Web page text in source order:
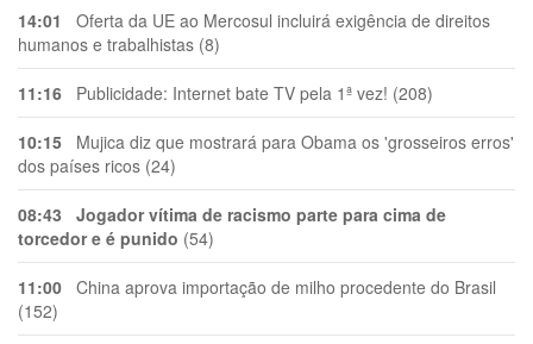
14:01 Oferta da UE ao Mercosul incluirá exigência de direitos
humanos e trabalhistas (8)
11:16 Publicidade: Internet bate TV pela 1ª vez! (208)
10:15 Mujica diz que mostrará para Obama os 'grosseiros erros'
dos países ricos (24)
08:43
Jogador vítima de racismo parte para cima de
torcedor e é punido (54)
11:00 China aprova importação de milho procedente do Brasil
(152)